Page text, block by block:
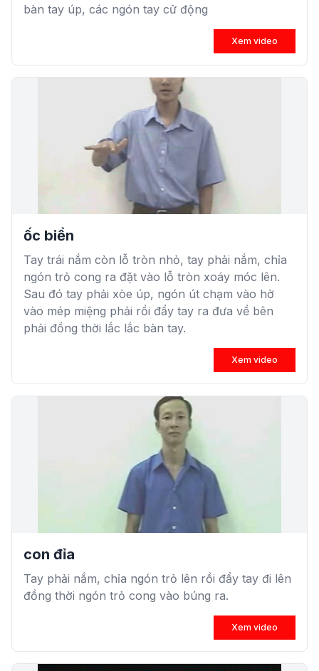
bàn tay úp, các ngón tay cử động
Xem video
ốc biển
Tay trái nắm còn lỗ tròn nhỏ, tay phải nắm, chỉa
ngón trỏ cong ra đặt vào lỗ tròn xoáy móc lên.
Sau đó tay phải xòe úp, ngón út chạm vào hờ
vào mép miệng phải rồi đẩy tay ra đưa về bên
phải đồng thời lắc lắc bàn tay.
Xem video
con đỉa
Tay phải nắm, chỉa ngón trỏ lên rồi đẩy tay đi lên
đồng thời ngón trỏ cong vào búng ra.
Xem video